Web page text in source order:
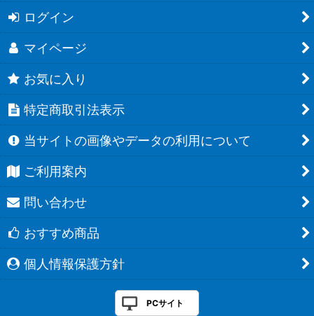
ログイン
マイページ
お気に入り
特定商取引法表示
当サイトの画像やデータの利用について
ご利用案内
問い合わせ
おすすめ商品
個人情報保護方針
PCサイト